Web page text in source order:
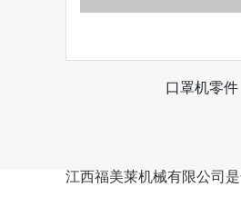
口罩机零件
江西福美莱机械有限公司